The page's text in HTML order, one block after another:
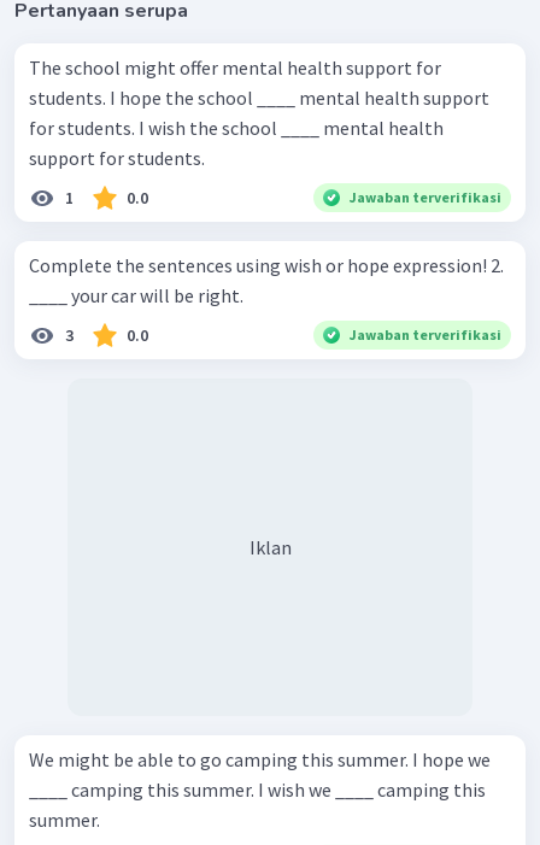
Pertanyaan serupa
The school might offer mental health support for
students. I hope the school ____ mental health support
for students. I wish the school ____ mental health
support for students.
1 0.0 Jawaban terverifikasi
Complete the sentences using wish or hope expression! 2.
____ your car will be right.
3 0.0 Jawaban terverifikasi
Iklan
We might be able to go camping this summer. I hope we
____ camping this summer. I wish we ____ camping this
summer.